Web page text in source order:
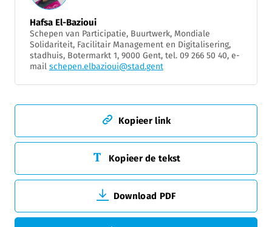
Hafsa El-Bazioui
Schepen van Participatie, Buurtwerk, Mondiale
Solidariteit, Facilitair Management en Digitalisering,
stadhuis, Botermarkt 1, 9000 Gent, tel. 09 266 50 40, e-
mail schepen.elbazioui@stad.gent
Kopieer link
Kopieer de tekst
Download PDF